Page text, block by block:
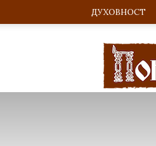
ДУХОВНОСТ
Покајание